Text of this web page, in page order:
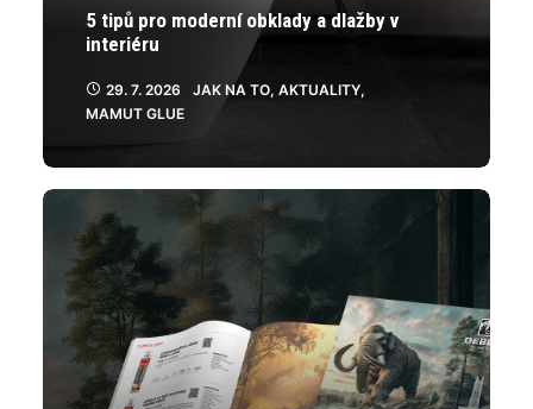
5 tipů pro moderní obklady a dlažby v
interiéru
29. 7. 2026 JAK NA TO, AKTUALITY,
MAMUT GLUE